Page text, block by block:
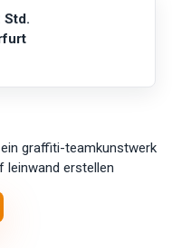
Std.
graffiti-teamkunstwerk
leinwand erstellen